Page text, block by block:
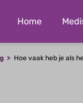
Home
Hoe vaak heb je als